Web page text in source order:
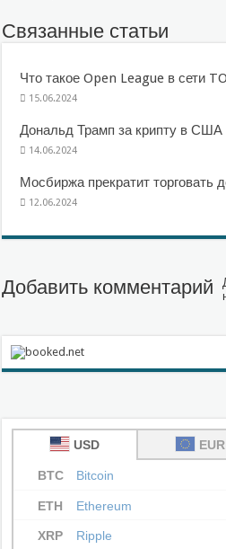
Связанные статьи
Что такое Open League в сети
15.06.2024
Дональд Трамп за крипту в США
14.06.2024
Мосбиржа прекратит торговать
12.06.2024
Добавить комментарий